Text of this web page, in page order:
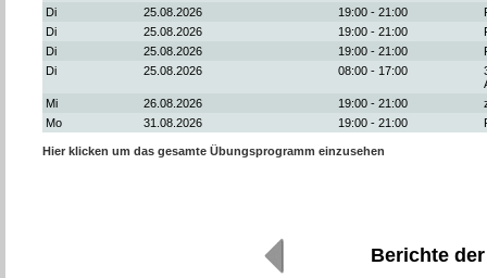
Di
25.08.2026 19:00 - 21:00
Di
25.08.2026 19:00 - 21:00
Di
25.08.2026 19:00 - 21:00
Di
25.08.2026 08:00 - 17:00
Mi
26.08.2026 19:00 - 21:00
Mo
31.08.2026 19:00 - 21:00
Hier klicken um das gesamte Übungsprogramm einzusehen
Berichte